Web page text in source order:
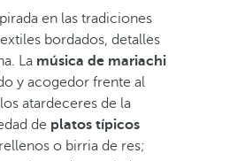
en las tradiciones
bordados, detalles
La música de mariachi
y acogedor frente al
atardeceres de la
de platos típicos
o birria de res;